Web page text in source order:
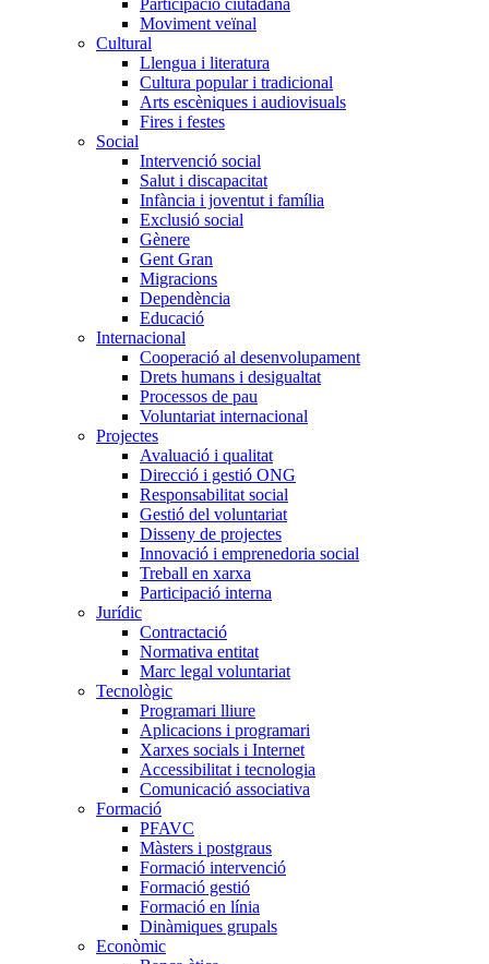
Participació ciutadana
Moviment veïnal
Cultural
Llengua i literatura
Cultura popular i tradicional
Arts escèniques i audiovisuals
Fires i festes
Social
Intervenció social
Salut i discapacitat
Infància i joventut i família
Exclusió social
Gènere
Gent Gran
Migracions
Dependència
Educació
Internacional
Cooperació al desenvolupament
Drets humans i desigualtat
Processos de pau
Voluntariat internacional
Projectes
Avaluació i qualitat
Direcció i gestió ONG
Responsabilitat social
Gestió del voluntariat
Disseny de projectes
Innovació i emprenedoria social
Treball en xarxa
Participació interna
Jurídic
Contractació
Normativa entitat
Marc legal voluntariat
Tecnològic
Programari lliure
Aplicacions i programari
Xarxes socials i Internet
Accessibilitat i tecnologia
Comunicació associativa
Formació
PFAVC
Màsters i postgraus
Formació intervenció
Formació gestió
Formació en línia
Dinàmiques grupals
Econòmic